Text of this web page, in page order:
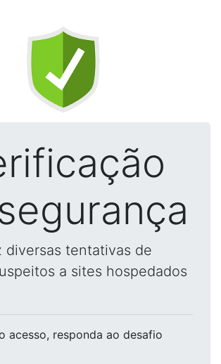
diversas tentativas de
a sites hospedados
acesso, responda ao desafio